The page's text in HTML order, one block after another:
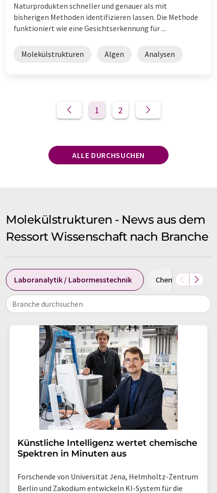
Naturprodukten schneller und genauer als mit
bisherigen Methoden identifizieren lassen. Die Methode
funktioniert wie eine Gesichtserkennung für ...
Molekülstrukturen Algen Analysen
1 2
ALLE DURCHSUCHEN
Molekülstrukturen - News aus dem
Ressort Wissenschaft nach Branche
Laboranalytik / Labormesstechnik Chemie
Branche durchsuchen
Künstliche Intelligenz wertet chemische
Spektren in Minuten aus
Forschende von Universität Jena, Helmholtz-Zentrum
Berlin und Zakodium entwickeln KI-System für die